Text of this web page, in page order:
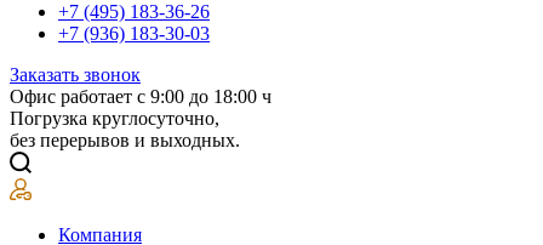
+7 (495) 183-36-26
+7 (936) 183-30-03
Заказать звонок
Офис работает с 9:00 до 18:00 ч
Погрузка круглосуточно,
без перерывов и выходных.
Компания